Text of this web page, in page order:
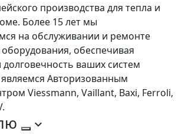
производства для тепла и
Более 15 лет мы
на обслуживании и ремонте
обеспечивая
долговечность ваших систем
Авторизованным
Viessmann, Vaillant, Baxi, Ferroli,